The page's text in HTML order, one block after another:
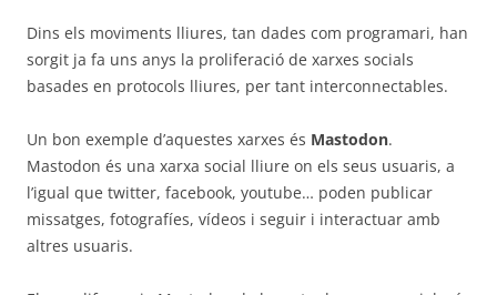
Dins els moviments lliures, tan dades com programari, han
sorgit ja fa uns anys la proliferació de xarxes socials
basades en protocols lliures, per tant interconnectables.
Un bon exemple d’aquestes xarxes és Mastodon.
Mastodon és una xarxa social lliure on els seus usuaris, a
l’igual que twitter, facebook, youtube… poden publicar
missatges, fotografíes, vídeos i seguir i interactuar amb
altres usuaris.